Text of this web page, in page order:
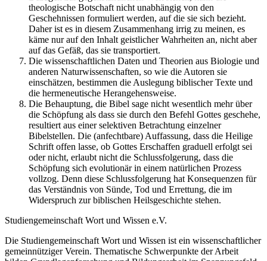
theologische Botschaft nicht unabhängig von den
Geschehnissen formuliert werden, auf die sie sich bezieht.
Daher ist es in diesem Zusammenhang irrig zu meinen, es
käme nur auf den Inhalt geistlicher Wahrheiten an, nicht aber
auf das Gefäß, das sie transportiert.
Die wissenschaftlichen Daten und Theorien aus Biologie und
anderen Naturwissenschaften, so wie die Autoren sie
einschätzen, bestimmen die Auslegung biblischer Texte und
die hermeneutische Herangehensweise.
Die Behauptung, die Bibel sage nicht wesentlich mehr über
die Schöpfung als dass sie durch den Befehl Gottes geschehe,
resultiert aus einer selektiven Betrachtung einzelner
Bibelstellen. Die (anfechtbare) Auffassung, dass die Heilige
Schrift offen lasse, ob Gottes Erschaffen graduell erfolgt sei
oder nicht, erlaubt nicht die Schlussfolgerung, dass die
Schöpfung sich evolutionär in einem natürlichen Prozess
vollzog. Denn diese Schlussfolgerung hat Konsequenzen für
das Verständnis von Sünde, Tod und Errettung, die im
Widerspruch zur biblischen Heilsgeschichte stehen.
Studiengemeinschaft Wort und Wissen e.V.
Die Studiengemeinschaft Wort und Wissen ist ein wissenschaftlicher
gemeinnütziger Verein. Thematische Schwerpunkte der Arbeit